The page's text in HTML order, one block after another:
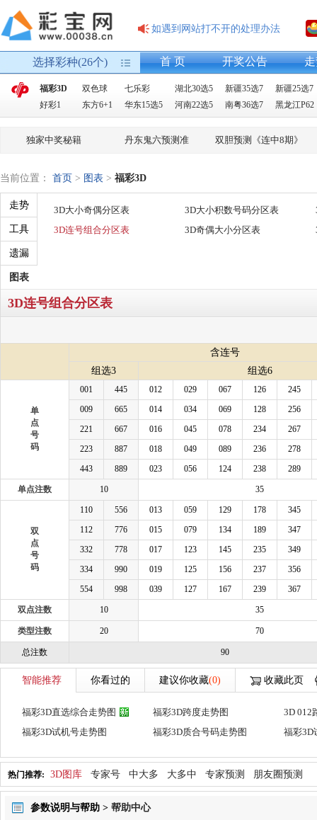
如遇到网站打不开的处理办法
选择彩种(26个) 首 页 开奖公告
福彩3D 双色球 七乐彩 湖北30选5 新疆35选7
新疆25选7
好彩1
东方6+1 华东15选5 河南22选5 南粤36选7 黑龙江P62
独家中奖秘籍 丹东鬼六预测准 双胆预测《连中8期》
当前位置： 首页 > 图表 > 福彩3D
走势
工具
遗漏
图表
3D大小奇偶分区表 3D大小积数号码分区表
3D连号组合分区表
3D奇偶大小分区表
3D连号组合分区表
含连号
组选3
组选6
单
点
号
码
001 445 012 029 067 126
245
009
665 014 034 069 128
256
221
667 016 045 078 234
267
223
887 018 049 089 236
278
443
889 023 056 124 238 289
单点注数 10 35
双
点
号
码
110 556 013 059 129 178
345
112
776 015 079 134 189
347
332
778 017 123 145 235
349
334
990 019 125 156 237
356
554
998 039 127 167 239 367
双点注数 10 35
类型注数 20 70
总注数 90
智能推荐 你看过的 建议你收藏(0) 收藏此页
福彩3D直选综合走势图 福彩3D跨度走势图
3D 012
福彩3D试机号走势图
福彩3D质合号码走势图 福彩3D
热门推荐: 3D图库 专家号 中大多 大多中 专家预测 朋友圈预测
参数说明与帮助 > 帮助中心